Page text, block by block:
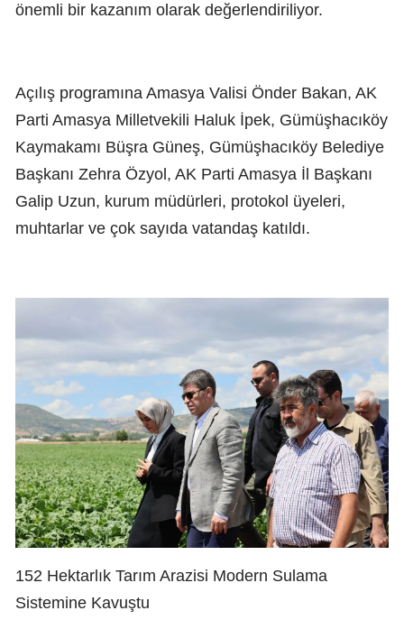
önemli bir kazanım olarak değerlendiriliyor.
Açılış programına Amasya Valisi Önder Bakan, AK
Parti Amasya Milletvekili Haluk İpek, Gümüşhacıköy
Kaymakamı Büşra Güneş, Gümüşhacıköy Belediye
Başkanı Zehra Özyol, AK Parti Amasya İl Başkanı
Galip Uzun, kurum müdürleri, protokol üyeleri,
muhtarlar ve çok sayıda vatandaş katıldı.
152 Hektarlık Tarım Arazisi Modern Sulama
Sistemine Kavuştu